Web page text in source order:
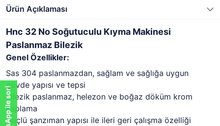
Ürün Açıklaması
Hnc 32 No Soğutuculu Kıyma Makinesi
Paslanmaz Bilezik
Genel Özellikler:
Sas 304 paslanmazdan, sağlam ve sağlığa uygun
gövde yapısı ve tepsi
Bilezik paslanmaz, helezon ve boğaz döküm krom
kaplama
Güçlü şanzıman yapısı ile ileri geri çalışma özelliği